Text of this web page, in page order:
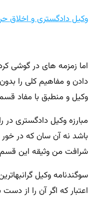
وکیل دادگستری و اخلاق
اما زمزمه های در گوشی
دادن و مفاهیم کلی را
وکیل و منطبق با مفاد
مبارزه وکیل دادگستری در
باشد نه آن سان که در
شرافت من وثیقه این
سوگندنامه وکیل
اعتبار که اگر آن را از